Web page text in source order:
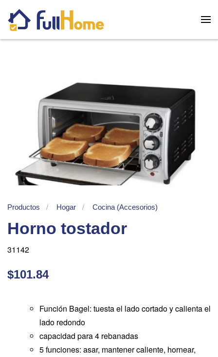
Skip to main content
Productos Hogar Cocina (Accesorios)
Horno tostador
31142
$101.84
Función Bagel: tuesta el lado cortado y calienta el
lado redondo
capacidad para 4 rebanadas
5 funciones: asar, mantener caliente, hornear,